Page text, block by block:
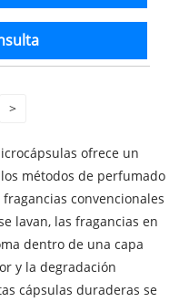
>
ofrece un
métodos de perfumado
convencionales
lavan, las fragancias en
dentro de una capa
y la degradación
cápsulas duraderas se